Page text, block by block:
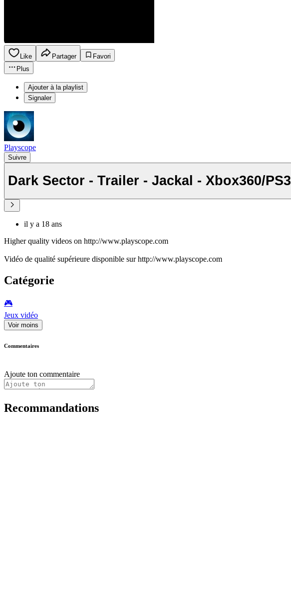
Like Partager
Favori
Plus
Ajouter à la playlist
Signaler
Playscope
Suivre
Dark Sector - Trailer - Jackal - Xbox360/PS3
il y a 18 ans
Higher quality videos on http://www.playscope.com
Vidéo de qualité supérieure disponible sur http://www.playscope.com
Catégorie
🎮️
Jeux vidéo
Voir moins
Commentaires
Ajoute ton commentaire
Recommandations